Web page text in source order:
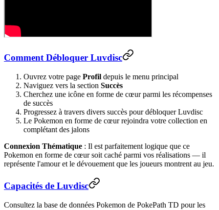
Comment Débloquer Luvdisc
Ouvrez votre page Profil depuis le menu principal
Naviguez vers la section Succès
Cherchez une icône en forme de cœur parmi les récompenses
de succès
Progressez à travers divers succès pour débloquer Luvdisc
Le Pokemon en forme de cœur rejoindra votre collection en
complétant des jalons
Connexion Thématique : Il est parfaitement logique que ce
Pokemon en forme de cœur soit caché parmi vos réalisations — il
représente l'amour et le dévouement que les joueurs montrent au jeu.
Capacités de Luvdisc
Consultez la base de données Pokemon de PokePath TD pour les